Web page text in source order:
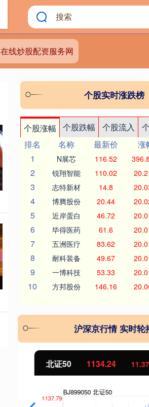
在线炒股配资服务网
个股实时涨跌榜
个股涨幅 个股跌幅 个股流入
排名
名称 最新价 涨
1
N展芯 116.52
2 锐翔智能 110.02
3 志特新材 14.8
4 博腾股份 20.44
5 近岸蛋白 46.72
6 毕得医药 61.6
7 五洲医疗 83.62
8 耐科装备 49.67
9 一博科技 53.33
10 方邦股份 146.16
沪深京行情 实时轮
北证50 1134.24 11.37